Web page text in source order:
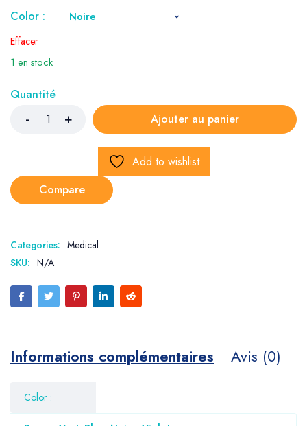
Color :
Effacer
1 en stock
Quantité
Ajouter au panier
Add to wishlist
Compare
Categories: Medical
SKU: N/A
Informations complémentaires Avis (0)
Color :